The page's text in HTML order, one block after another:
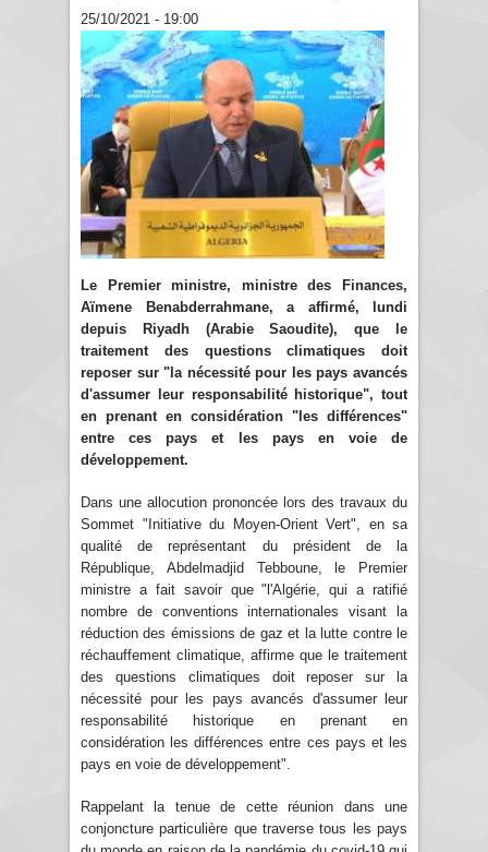
25/10/2021 - 19:00
Le Premier ministre, ministre des Finances,
Aïmene Benabderrahmane, a affirmé, lundi
depuis Riyadh (Arabie Saoudite), que le
traitement des questions climatiques doit
reposer sur "la nécessité pour les pays avancés
d'assumer leur responsabilité historique", tout
en prenant en considération "les différences"
entre ces pays et les pays en voie de
développement.
Dans une allocution prononcée lors des travaux du
Sommet "Initiative du Moyen-Orient Vert", en sa
qualité de représentant du président de la
République, Abdelmadjid Tebboune, le Premier
ministre a fait savoir que "l'Algérie, qui a ratifié
nombre de conventions internationales visant la
réduction des émissions de gaz et la lutte contre le
réchauffement climatique, affirme que le traitement
des questions climatiques doit reposer sur la
nécessité pour les pays avancés d'assumer leur
responsabilité historique en prenant en
considération les différences entre ces pays et les
pays en voie de développement".
Rappelant la tenue de cette réunion dans une
conjoncture particulière que traverse tous les pays